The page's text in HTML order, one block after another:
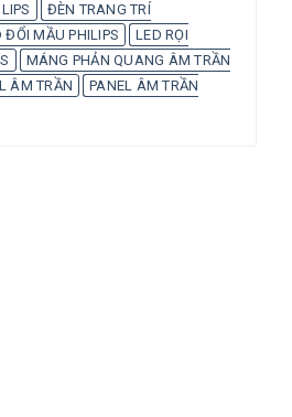
ĐÈN TRANG TRÍ
ĐỔI MẦU PHILIPS
LED RỌI
MÁNG PHẢN QUANG ÂM TRẦN
ÂM TRẦN
PANEL ÂM TRẦN